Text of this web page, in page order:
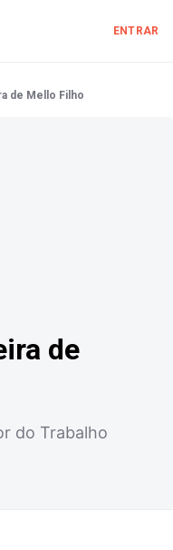
ENTRAR
de Mello Filho
de
do Trabalho